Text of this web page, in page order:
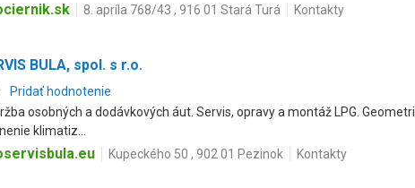
8. apríla 768/43 , 916 01 Stará Turá Kontakty
BULA, spol. s r.o.
Pridať hodnotenie
osobných a dodávkových áut. Servis, opravy a montáž LPG.
klimatiz...
Kupeckého 50 , 902 01 Pezinok Kontakty